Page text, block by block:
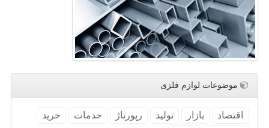
موضوعات لوازم فلزی
اقتصاد بازار تولید رپورتاژ خدمات خرید